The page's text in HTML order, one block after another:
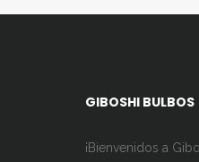
GIBOSHI BULBOS
¡Bienvenidos a